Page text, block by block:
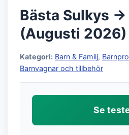
Bästa Sulkys
(Augusti 2026)
Kategori: Barn & Familj,
Barnvagnar och tillbehör
Se